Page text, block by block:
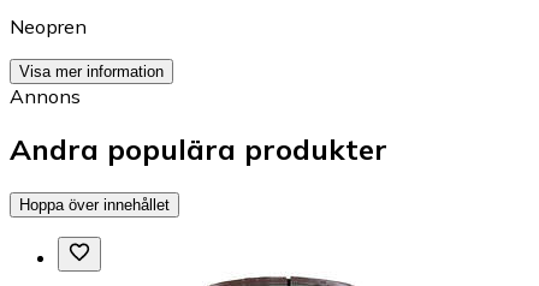
Neopren
Visa mer information
Annons
Andra populära produkter
Hoppa över innehållet